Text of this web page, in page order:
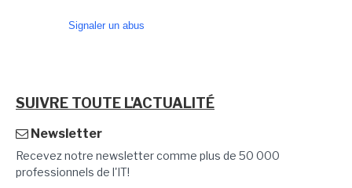
Signaler un abus
SUIVRE TOUTE L'ACTUALITÉ
Newsletter
Recevez notre newsletter comme plus de 50 000
professionnels de l'IT!